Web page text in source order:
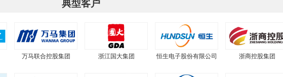
典型客户
万马联合控股集团 浙江国大集团 恒生电子股份有限公司 浙商控股集团